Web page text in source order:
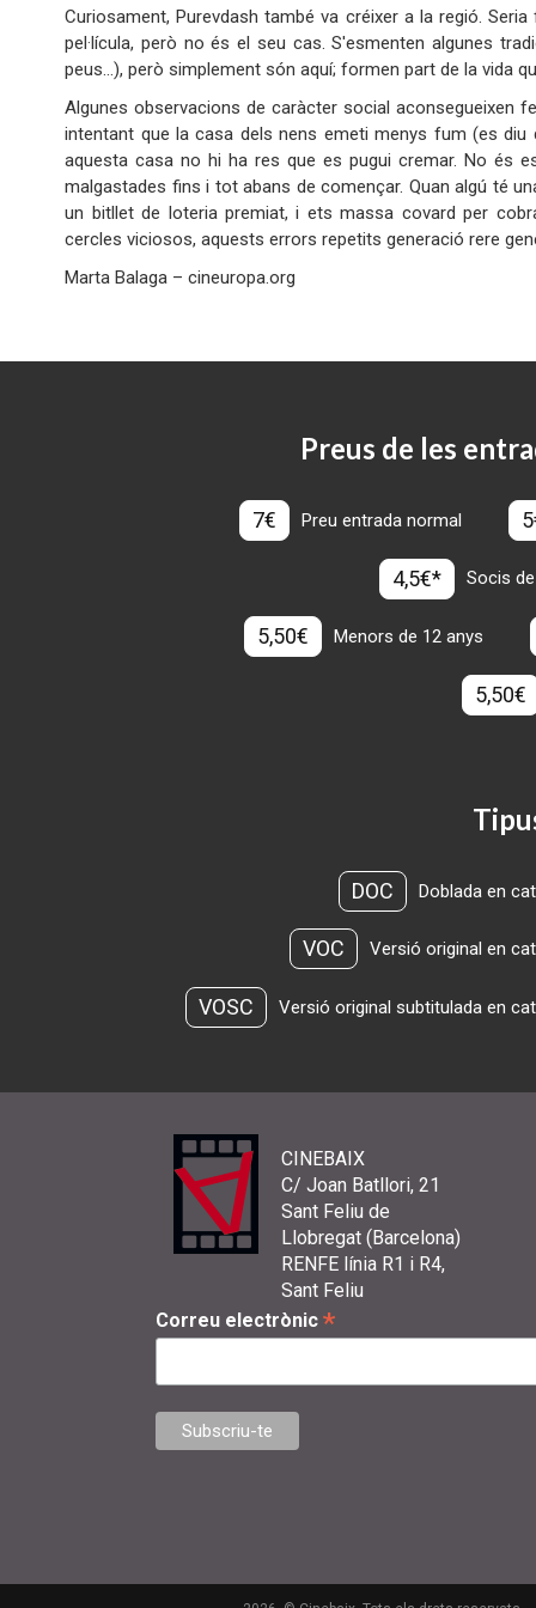
Curiosament, Purevdash també va créixer a la regió.
pel·lícula, però no és el seu cas. S'esmenten algunes
peus…), però simplement són aquí; formen part de la vida
Algunes observacions de caràcter social aconsegueixen
intentant que la casa dels nens emeti menys fum (es
aquesta casa no hi ha res que es pugui cremar. No és
malgastades fins i tot abans de començar. Quan algú té
un bitllet de loteria premiat, i ets massa covard per
cercles viciosos, aquests errors repetits generació rere
Marta Balaga – cineuropa.org
Preus de les
7€ Preu entrada normal
4,5€* Socis
5,50€ Menors de 12 anys
5,50€
DOC Doblada en
VOC Versió original en
VOSC Versió original subtitulada en
CINEBAIX
C/ Joan Batllori, 21
Sant Feliu de
Llobregat (Barcelona)
RENFE línia R1 i R4,
Sant Feliu
Correu electrònic *